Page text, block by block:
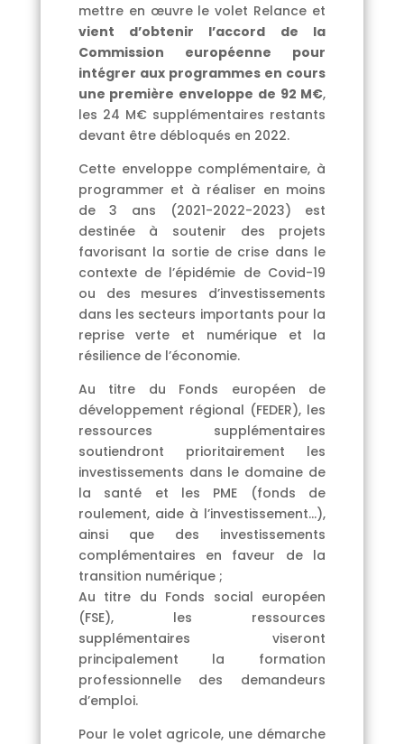
mettre en œuvre le volet Relance et
vient d’obtenir l’accord de la
Commission européenne pour
intégrer aux programmes en cours
une première enveloppe de 92 M€,
les 24 M€ supplémentaires restants
devant être débloqués en 2022.
Cette enveloppe complémentaire, à
programmer et à réaliser en moins
de 3 ans (2021-2022-2023) est
destinée à soutenir des projets
favorisant la sortie de crise dans le
contexte de l’épidémie de Covid-19
ou des mesures d’investissements
dans les secteurs importants pour la
reprise verte et numérique et la
résilience de l’économie.
Au titre du Fonds européen de
développement régional (FEDER), les
ressources supplémentaires
soutiendront prioritairement les
investissements dans le domaine de
la santé et les PME (fonds de
roulement, aide à l’investissement…),
ainsi que des investissements
complémentaires en faveur de la
transition numérique ;
Au titre du Fonds social européen
(FSE), les ressources
supplémentaires viseront
principalement la formation
professionnelle des demandeurs
d’emploi.
Pour le volet agricole, une démarche